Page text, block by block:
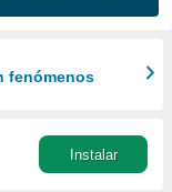
fenómenos
Instalar